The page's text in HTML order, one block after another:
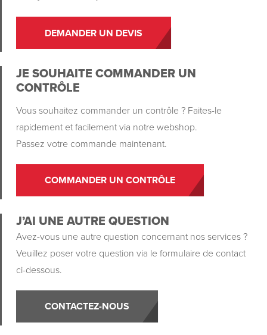
DEMANDER UN DEVIS
JE SOUHAITE COMMANDER UN
CONTRÔLE
Vous souhaitez commander un contrôle ? Faites-le
rapidement et facilement via notre webshop.
Passez votre commande maintenant.
COMMANDER UN CONTRÔLE
J’AI UNE AUTRE QUESTION
Avez-vous une autre question concernant nos services ?
Veuillez poser votre question via le formulaire de contact
ci-dessous.
CONTACTEZ-NOUS